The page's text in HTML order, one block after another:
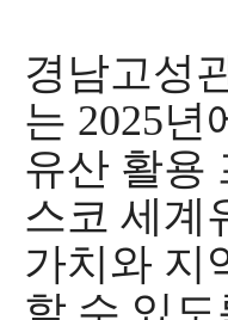
경남고성
는 2025년
유산 활용
스코 세계
가치와 지